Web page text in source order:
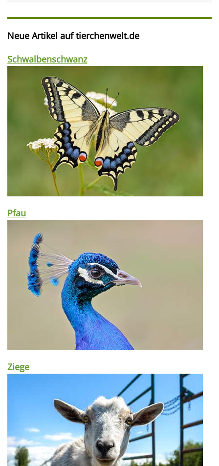
Neue Artikel auf tierchenwelt.de
Schwalbenschwanz
Pfau
Ziege